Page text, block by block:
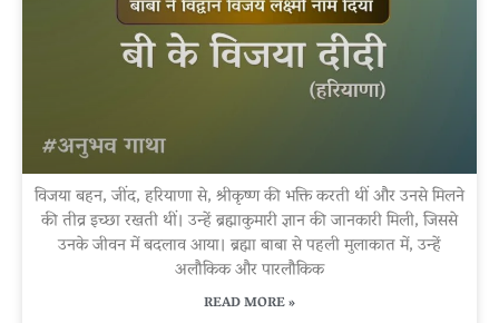
विजया बहन, जींद, हरियाणा से, श्रीकृष्ण की भक्ति करती थीं और उनसे मिलने
की तीव्र इच्छा रखती थीं। उन्हें ब्रह्माकुमारी ज्ञान की जानकारी मिली, जिससे
उनके जीवन में बदलाव आया। ब्रह्मा बाबा से पहली मुलाकात में, उन्हें
अलौकिक और पारलौकिक
READ MORE »